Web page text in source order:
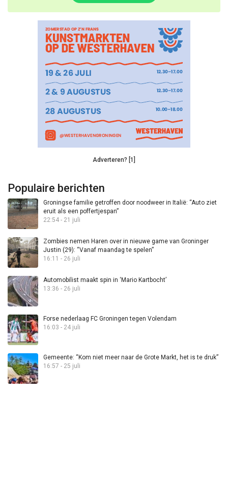
Adverteren? [1]
Populaire berichten
Groningse familie getroffen door noodweer in Italië: “Auto ziet
eruit als een poffertjespan”
22:54 - 21 juli
Zombies nemen Haren over in nieuwe game van Groninger
Justin (29): “Vanaf maandag te spelen”
16:11 - 26 juli
Automobilist maakt spin in ‘Mario Kartbocht’
13:36 - 26 juli
Forse nederlaag FC Groningen tegen Volendam
16:03 - 24 juli
Gemeente: “Kom niet meer naar de Grote Markt, het is te druk”
16:57 - 25 juli